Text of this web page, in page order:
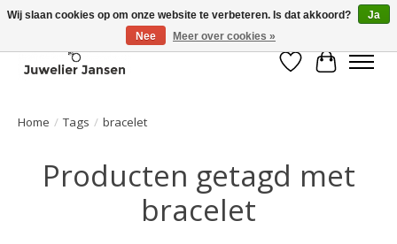
Verlanglijst
Home / Tags / bracelet
Producten getagd met
bracelet
Wij slaan cookies op om onze website te verbeteren. Is dat akkoord?
Ja
Nee
Meer over cookies »